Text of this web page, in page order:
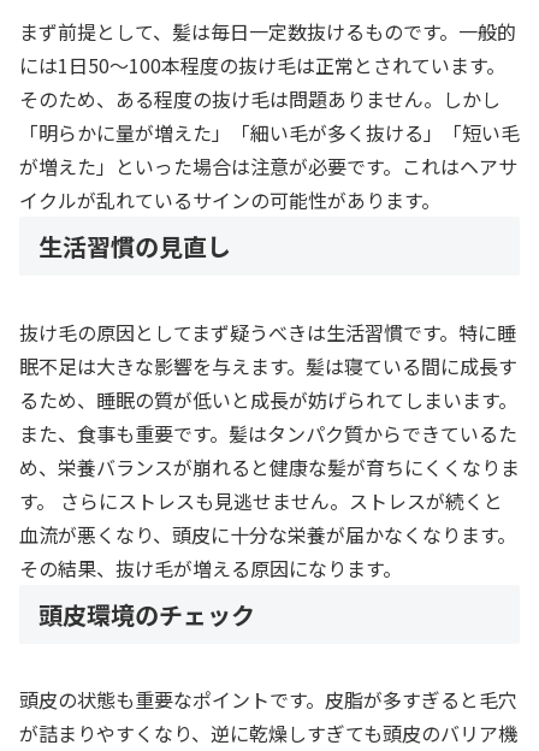
まず前提として、髪は毎日一定数抜けるものです。一般的
には1日50〜100本程度の抜け毛は正常とされています。
そのため、ある程度の抜け毛は問題ありません。しかし
「明らかに量が増えた」「細い毛が多く抜ける」「短い毛
が増えた」といった場合は注意が必要です。これはヘアサ
イクルが乱れているサインの可能性があります。
生活習慣の見直し
抜け毛の原因としてまず疑うべきは生活習慣です。特に睡
眠不足は大きな影響を与えます。髪は寝ている間に成長す
るため、睡眠の質が低いと成長が妨げられてしまいます。
また、食事も重要です。髪はタンパク質からできているた
め、栄養バランスが崩れると健康な髪が育ちにくくなりま
す。 さらにストレスも見逃せません。ストレスが続くと
血流が悪くなり、頭皮に十分な栄養が届かなくなります。
その結果、抜け毛が増える原因になります。
頭皮環境のチェック
頭皮の状態も重要なポイントです。皮脂が多すぎると毛穴
が詰まりやすくなり、逆に乾燥しすぎても頭皮のバリア機